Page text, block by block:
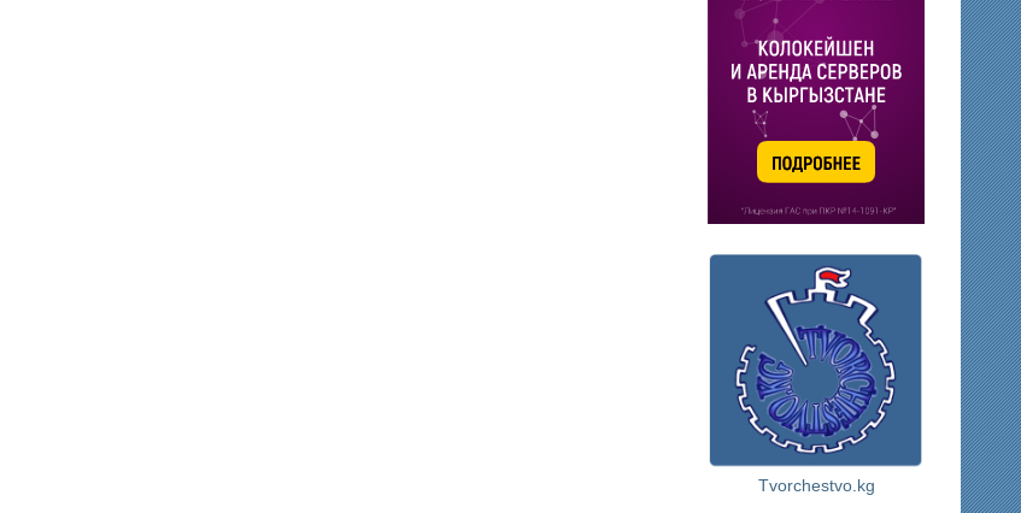
Tvorchestvo.kg